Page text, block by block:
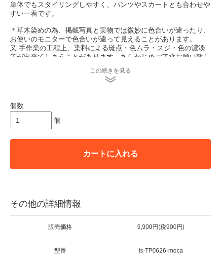
単体でもスタイリングしやすく、パンツやスカートとも合わせや
すい一着です。
＊草木染めの為、掲載写真と実物では微妙に色合いが違ったり、
お使いのモニターで色合いが違って見えることがあります。
又 手作業の工程上、染料による斑点・色ムラ・スジ・色の濃淡
等が出来てしまうことがあります。あらかじめご了承お願い致し
＊indigo seaでは染めから色止めまですべてナチュラル素材を使
使用を重ねるとともに、色が変化します。
自然な色落ちは草木染めならではの風合いとご理解いただき、そ
＊★マークが付いている商品は在庫切れとなっております。
この続きを見る
個数
個
カートに入れる
その他の詳細情報
販売価格 9,900円(税900円)
型番 is-TP0626-moca